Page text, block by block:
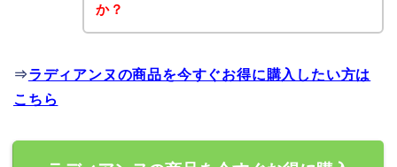
か？
⇒ラディアンヌの商品を今すぐお得に購入したい方は
こちら